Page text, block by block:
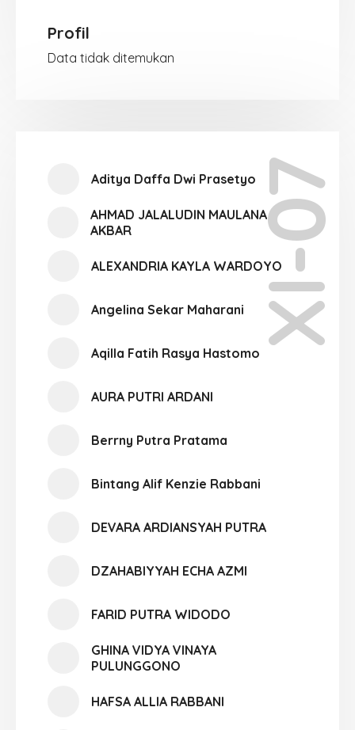
Profil
Data tidak ditemukan
XI-07
Aditya Daffa Dwi Prasetyo
AHMAD JALALUDIN MAULANA
AKBAR
ALEXANDRIA KAYLA WARDOYO
Angelina Sekar Maharani
Aqilla Fatih Rasya Hastomo
AURA PUTRI ARDANI
Berrny Putra Pratama
Bintang Alif Kenzie Rabbani
DEVARA ARDIANSYAH PUTRA
DZAHABIYYAH ECHA AZMI
FARID PUTRA WIDODO
GHINA VIDYA VINAYA
PULUNGGONO
HAFSA ALLIA RABBANI